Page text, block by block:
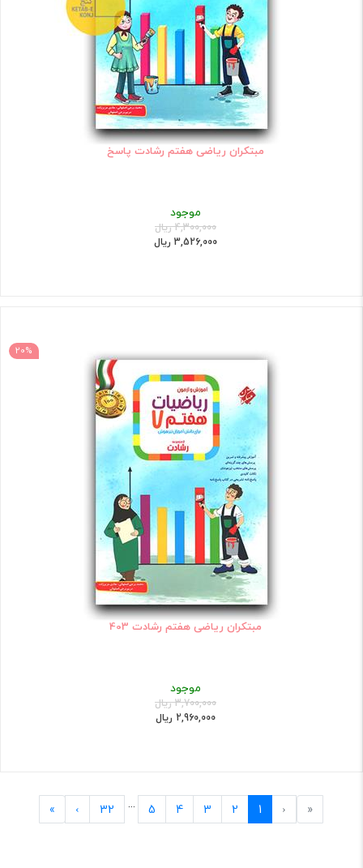
مبتکران ریاضی هفتم رشادت پاسخ
موجود
4,300,000 ریال
3,526,000 ریال
20%
مبتکران ریاضی هفتم رشادت 403
موجود
3,700,000 ریال
2,960,000 ریال
«
First
‹
Previous
1
2
3
4
5
...
32
›
Next
»